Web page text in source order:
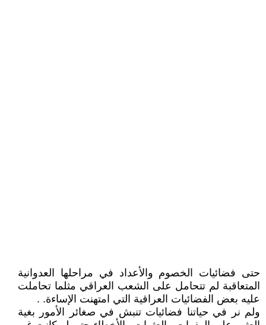
حتى فضائيات الخصوم والأعداد في مراحلها العدوانية
المتعاقبة لم تتحامل على الشعب العراقي مثلما تحاملت
عليه بعض الفضائيات العراقية التي امتهنت الإساءة. .
ولم نر في حياتنا فضائيات تنبش في صغائر الأمور بغية